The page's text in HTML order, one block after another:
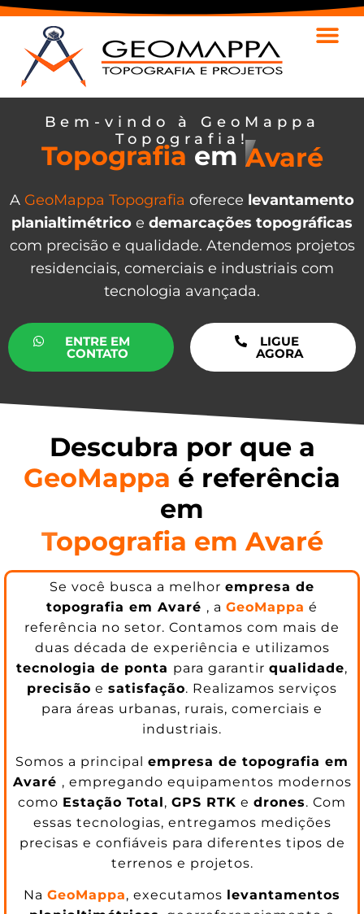
Bem-vindo à GeoMappa
Topografia!
Topografia em Avaré
A GeoMappa Topografia oferece levantamento
planialtimétrico e demarcações topográficas
com precisão e qualidade. Atendemos projetos
residenciais, comerciais e industriais com
tecnologia avançada.
ENTRE EM
CONTATO
LIGUE
AGORA
Descubra por que a
GeoMappa é referência
em
Topografia em Avaré
Se você busca a melhor empresa de
topografia em Avaré , a GeoMappa é
referência no setor. Contamos com mais de
duas década de experiência e utilizamos
tecnologia de ponta para garantir qualidade,
precisão e satisfação. Realizamos serviços
para áreas urbanas, rurais, comerciais e
industriais.
Somos a principal empresa de topografia em
Avaré , empregando equipamentos modernos
como Estação Total, GPS RTK e drones. Com
essas tecnologias, entregamos medições
precisas e confiáveis para diferentes tipos de
terrenos e projetos.
Na GeoMappa, executamos levantamentos